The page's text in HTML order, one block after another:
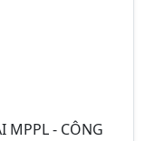
MPPL - CÔNG